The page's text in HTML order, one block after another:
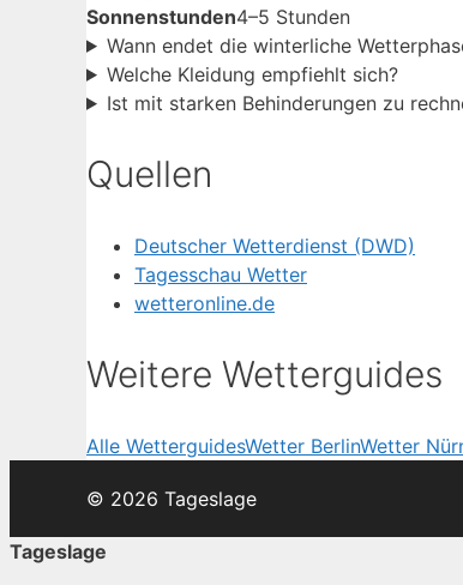
Sonnenstunden4–5 Stunden
Wann endet die winterliche
Welche Kleidung empfiehlt sich?
Ist mit starken Behinderungen zu
Quellen
Deutscher Wetterdienst (DWD)
Tagesschau Wetter
wetteronline.de
Weitere Wetterguides
Alle WetterguidesWetter BerlinWetter
© 2026 Tageslage
Tageslage